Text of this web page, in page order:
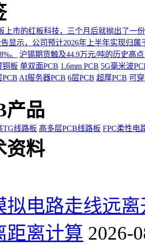
上市的红板科技，三个月后就抛出了一
显示，公司预计2026年上半年实现归
。
沪锡期货触及44.9万元/吨的历史高
铜板 单双面PCB 1.6mm PCB 5G毫米波
AI服务器PCB 6层PCB 超厚PCB 可
产品
TG线路板 高多层PCB线路板 FPC柔性电
资料
拟电路走线远
距离计算 2026-